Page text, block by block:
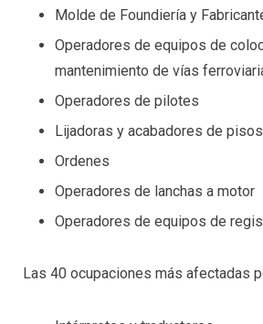
Molde de Foundiería y
Operadores de equipos de
mantenimiento de vías
Operadores de pilotes
Lijadoras y acabadores de pisos
Ordenes
Operadores de lanchas a motor
Operadores de equipos de
Las 40 ocupaciones más afectadas